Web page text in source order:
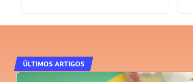
ÚLTIMOS ARTIGOS